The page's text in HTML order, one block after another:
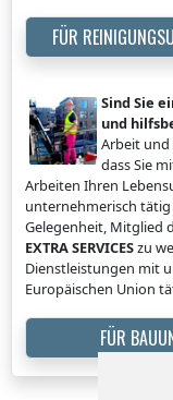
FÜR
Sind Sie
und
Arbeit und
dass Sie
Arbeiten Ihren
unternehmerisch tätig
Gelegenheit, Mitglied
EXTRA SERVICESzu
Dienstleistungen mit
Europäischen Union
FÜR